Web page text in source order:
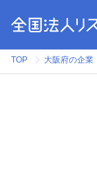
TOP 大阪府の企業